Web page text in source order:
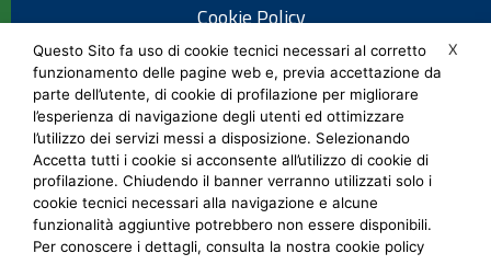
Cookie Policy
Informativa privacy
Note legali
Social Media Policy
X
Questo Sito fa uso di cookie tecnici necessari al corretto
funzionamento delle pagine web e, previa accettazione da
parte dell’utente, di cookie di profilazione per migliorare
l’esperienza di navigazione degli utenti ed ottimizzare
l’utilizzo dei servizi messi a disposizione. Selezionando
Accetta tutti i cookie si acconsente all’utilizzo di cookie di
profilazione. Chiudendo il banner verranno utilizzati solo i
cookie tecnici necessari alla navigazione e alcune
funzionalità aggiuntive potrebbero non essere disponibili.
Per conoscere i dettagli, consulta la nostra cookie policy